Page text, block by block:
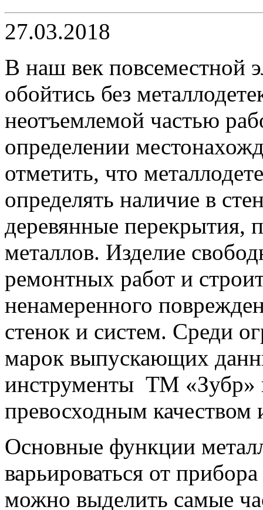
27.03.2018
В наш век повсеместной
обойтись без
неотъемлемой частью
определении
отметить, что
определять наличие в
деревянные перекрытия,
металлов. Изделие
ремонтных работ и
ненамеренного
стенок и систем. Среди
марок выпускающих
инструменты ТМ «Зубр»
превосходным качеством
Основные функции
варьироваться от
можно выделить самые